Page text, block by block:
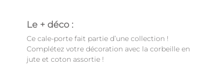
Le + déco :
Ce cale-porte fait partie d’une collection !
Complétez votre décoration avec la corbeille en
jute et coton assortie !